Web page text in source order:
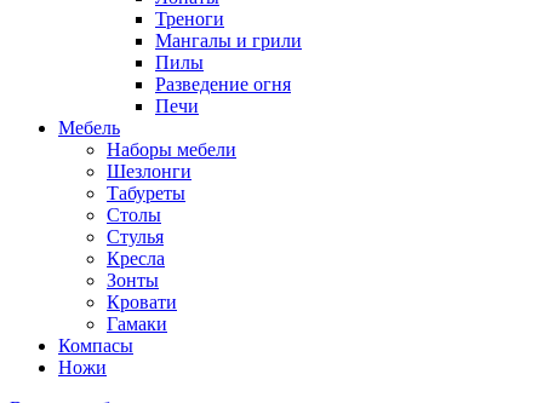
Треноги
Мангалы и грили
Пилы
Разведение огня
Печи
Мебель
Наборы мебели
Шезлонги
Табуреты
Столы
Стулья
Кресла
Зонты
Кровати
Гамаки
Компасы
Ножи